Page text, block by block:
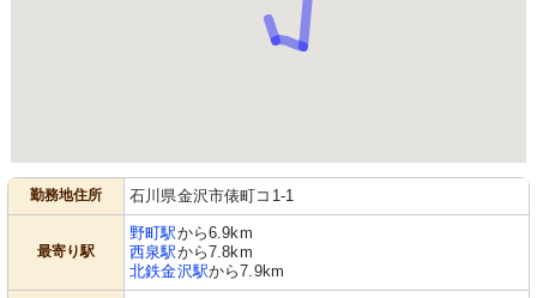
勤務地住所 石川県金沢市俵町コ1-1
最寄り駅
野町駅から6.9km
西泉駅から7.8km
北鉄金沢駅から7.9km